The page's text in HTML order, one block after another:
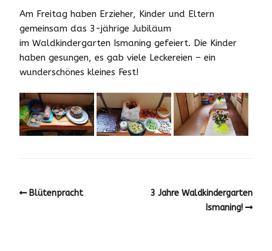
Am Freitag haben Erzieher, Kinder und Eltern
gemeinsam das 3-jährige Jubiläum
im Waldkindergarten Ismaning gefeiert. Die Kinder
haben gesungen, es gab viele Leckereien – ein
wunderschönes kleines Fest!
Blütenpracht
3 Jahre Waldkindergarten
Ismaning!